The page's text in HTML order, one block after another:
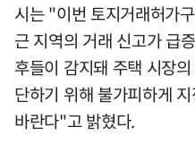
시는 "이번 토지거래허가
근 지역의 거래 신고가 급
후들이 감지돼 주택 시장
단하기 위해 불가피하게
바란다"고 밝혔다.